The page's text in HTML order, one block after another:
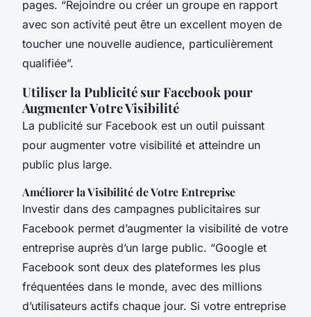
pages. “Rejoindre ou créer un groupe en rapport
avec son activité peut être un excellent moyen de
toucher une nouvelle audience, particulièrement
qualifiée”.
Utiliser la Publicité sur Facebook pour
Augmenter Votre Visibilité
La publicité sur Facebook est un outil puissant
pour augmenter votre visibilité et atteindre un
public plus large.
Améliorer la Visibilité de Votre Entreprise
Investir dans des campagnes publicitaires sur
Facebook permet d’augmenter la visibilité de votre
entreprise auprès d’un large public. “Google et
Facebook sont deux des plateformes les plus
fréquentées dans le monde, avec des millions
d’utilisateurs actifs chaque jour. Si votre entreprise